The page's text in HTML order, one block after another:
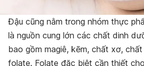
Đậu cũng nằm trong nhóm thực
là nguồn cung lớn các chất dinh
bao gồm magiê, kẽm, chất xơ,
folate. Folate đặc biệt cần thiết